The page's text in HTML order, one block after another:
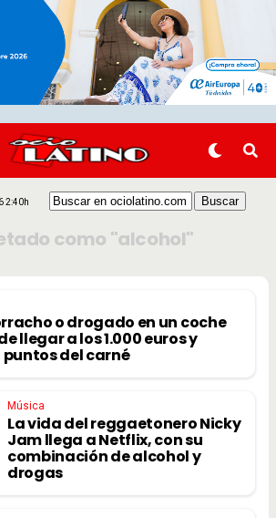
2:40h
como "alcohol"
o drogado en un coche
llegar a los 1.000 euros y
del carné
Música
La vida del reggaetonero Nicky
Jam llega a Netflix, con su
combinación de alcohol y
drogas